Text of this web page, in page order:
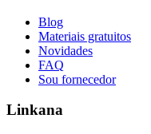
Blog
Materiais gratuitos
Novidades
FAQ
Sou fornecedor
Linkana